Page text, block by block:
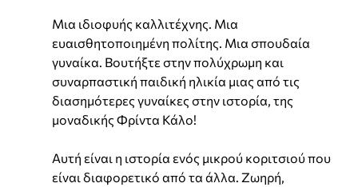
Μια ιδιοφυής καλλιτέχνης. Μια
ευαισθητοποιημένη πολίτης. Μια σπουδαία
γυναίκα. Βουτήξτε στην πολύχρωμη και
συναρπαστική παιδική ηλικία μιας από τις
διασημότερες γυναίκες στην ιστορία, της
μοναδικής Φρίντα Κάλο!
Αυτή είναι η ιστορία ενός μικρού κοριτσιού που
είναι διαφορετικό από τα άλλα. Ζωηρή,